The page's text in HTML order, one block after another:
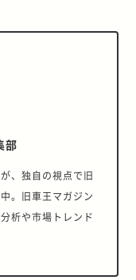
部
、独自の視点で旧
。旧車王マガジン
析や市場トレンド